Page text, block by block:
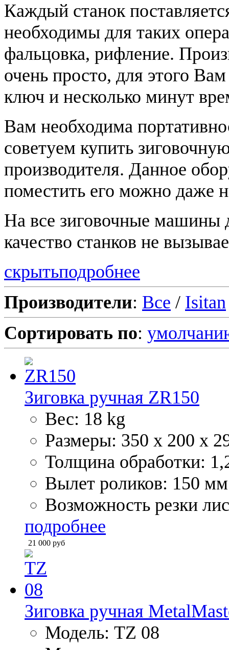
Каждый станок
необходимы для таких
фальцовка, рифление.
очень просто, для этого
ключ и несколько минут
Вам необходима
советуем купить
производителя. Данное
поместить его можно даже
На все зиговочные машины
качество станков не
скрытьподробнее
Производители: Все / Isitan
Сортировать по:
Зиговка ручная ZR150
Вес: 18 kg
Размеры: 350 x 200 x
Толщина обработки:
Вылет роликов: 150
Возможность резки
подробнее
21 000 руб
Зиговка ручная
Модель: TZ 08